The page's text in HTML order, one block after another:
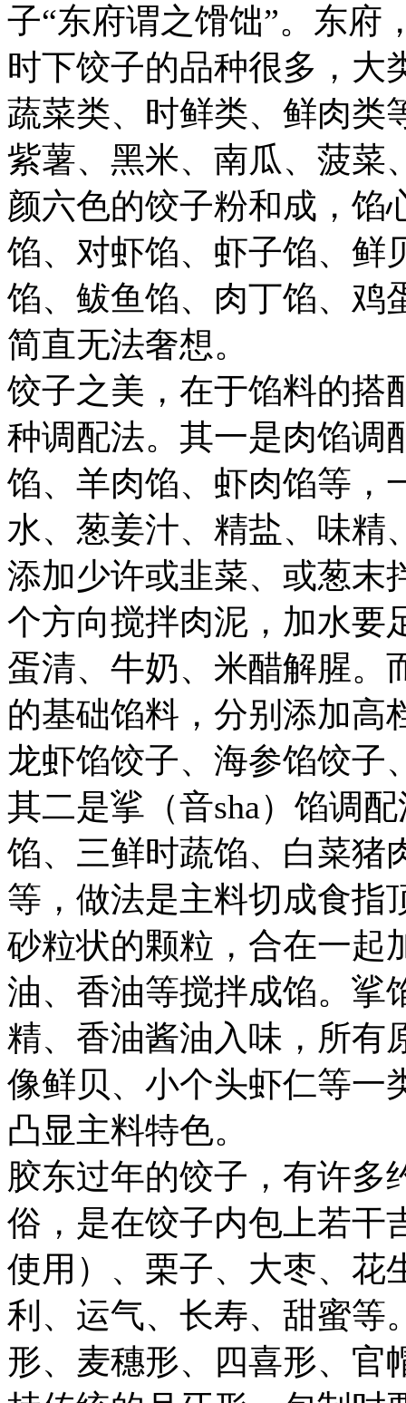
子“东府谓之馉饳”。东府
时下饺子的品种很多，大
蔬菜类、时鲜类、鲜肉类
紫薯、黑米、南瓜、菠菜
颜六色的饺子粉和成，馅
馅、对虾馅、虾子馅、鲜
馅、鲅鱼馅、肉丁馅、鸡
简直无法奢想。
饺子之美，在于馅料的搭
种调配法。其一是肉馅调
馅、羊肉馅、虾肉馅等，
水、葱姜汁、精盐、味精
添加少许或韭菜、或葱末
个方向搅拌肉泥，加水要
蛋清、牛奶、米醋解腥。
的基础馅料，分别添加高
龙虾馅饺子、海参馅饺子
其二是挲（音sha）馅调
馅、三鲜时蔬馅、白菜猪
等，做法是主料切成食指
砂粒状的颗粒，合在一起
油、香油等搅拌成馅。挲
精、香油酱油入味，所有
像鲜贝、小个头虾仁等一
凸显主料特色。
胶东过年的饺子，有许多
俗，是在饺子内包上若干
使用）、栗子、大枣、花
利、运气、长寿、甜蜜等
形、麦穗形、四喜形、官